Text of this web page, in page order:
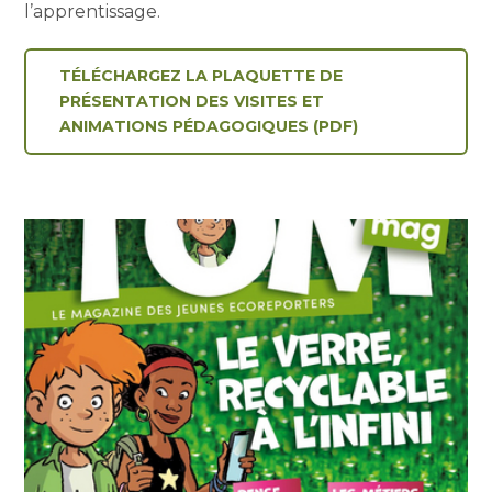
l’apprentissage.
TÉLÉCHARGEZ LA PLAQUETTE DE
PRÉSENTATION DES VISITES ET
ANIMATIONS PÉDAGOGIQUES (PDF)